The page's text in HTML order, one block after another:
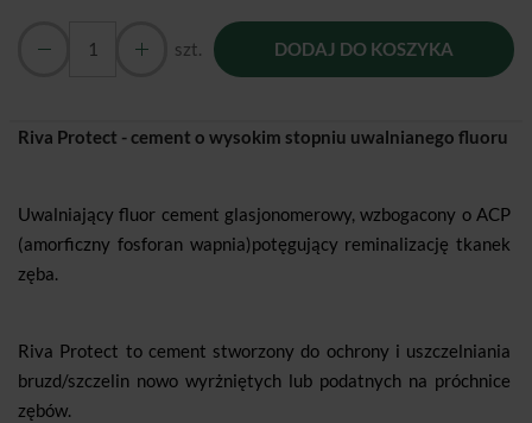
szt. DODAJ DO KOSZYKA
Riva Protect - cement o wysokim stopniu uwalnianego fluoru
Uwalniający fluor cement glasjonomerowy, wzbogacony o ACP
(amorficzny fosforan wapnia)potęgujący reminalizację tkanek
zęba.
Riva Protect to cement stworzony do ochrony i uszczelniania
bruzd/szczelin nowo wyrżniętych lub podatnych na próchnice
zębów.